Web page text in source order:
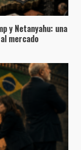
y Netanyahu: una
mercado